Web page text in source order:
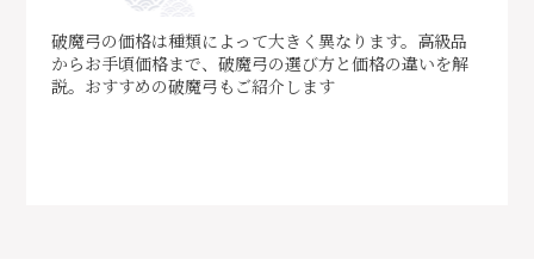
破魔弓の価格は種類によって大きく異なります。高級品
からお手頃価格まで、破魔弓の選び方と価格の違いを解
説。おすすめの破魔弓もご紹介します